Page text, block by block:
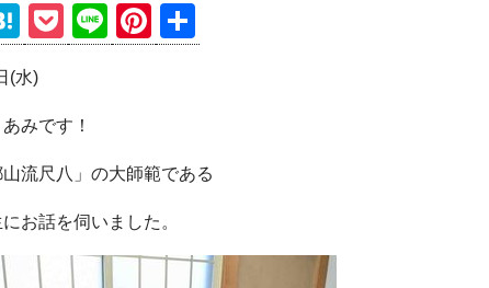
H
at
e
n
a
P
o
et
Li
n
Pi
nt
st
有
(水)
みです！
流尺八」の大師範である
お話を伺いました。